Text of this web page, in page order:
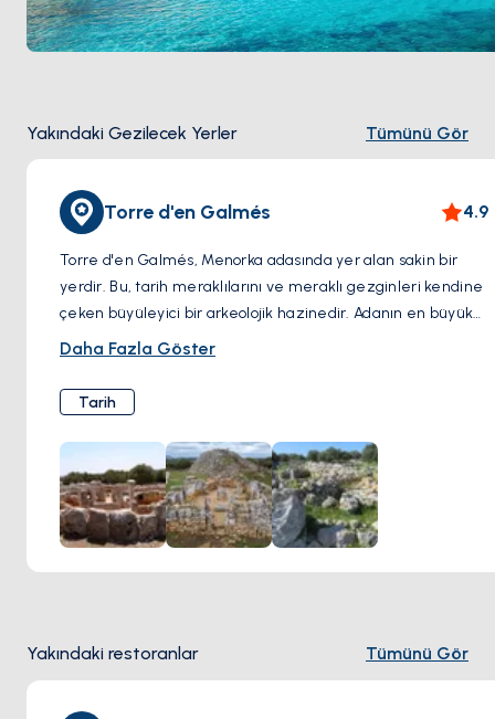
Yakındaki Gezilecek Yerler Tümünü Gör
Torre d'en Galmés 4.9
Torre d'en Galmés, Menorka adasında yer alan sakin bir
yerdir. Bu, tarih meraklılarını ve meraklı gezginleri kendine
çeken büyüleyici bir arkeolojik hazinedir. Adanın en büyük
ve etkileyici Talayotik sitelerinden biri olarak, bu antik
Adaları'nın tarihöncesi dönemine benzersiz bir bakış sunar.
Ziyaretçiler, döneminin yaratıcı mühendislik tekniklerini
sergileyen talayotlar (taş kuleler), taulalar (T şeklinde taş
anıtlar) ve antik konutlar da dahil olmak üzere çeşitli iyi
korunmuş yapıları keşfedebilirler.
Daha Fazla Göster
Tarih
Yakındaki restoranlar Tümünü Gör